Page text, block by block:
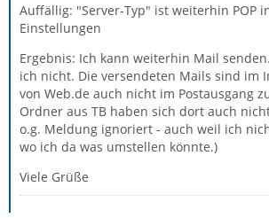
Auffällig: "Server-Typ" ist weiterhin POP
Einstellungen
Ergebnis: Ich kann weiterhin Mail
ich nicht. Die versendeten Mails sind im
von Web.de auch nicht im Postausgang
Ordner aus TB haben sich dort auch
o.g. Meldung ignoriert - auch weil ich
wo ich da was umstellen könnte.)
Viele Grüße